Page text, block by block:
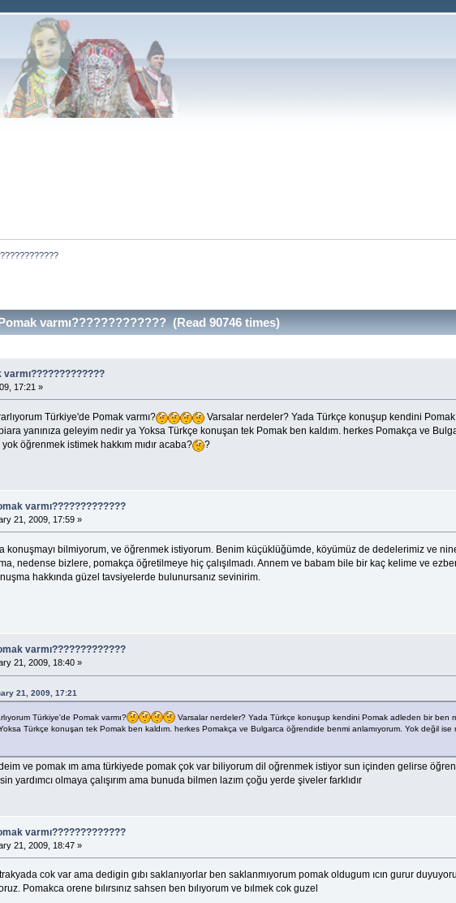
varmı????????????? (Read 90746 times)
17:21 »
Türkiye'de Pomak varmı? Varsalar nerdeler? Yada Türkçe konuşup kendini
yanınıza geleyim nedir ya Yoksa Türkçe konuşan tek Pomak ben kaldım. herkes Pomakça ve
öğrenmek istimek hakkım mıdır acaba?
?
varmı?????????????
21, 2009, 17:59 »
konuşmayı bilmiyorum, ve öğrenmek istiyorum. Benim küçüklüğümde, köyümüz de dedelerimiz ve
nedense bizlere, pomakça öğretilmeye hiç çalışılmadı. Annem ve babam bile bir kaç kelime ve
hakkında güzel tavsiyelerde bulunursanız sevinirim.
varmı?????????????
21, 2009, 18:40 »
21, 2009, 17:21
Türkiye'de Pomak varmı? Varsalar nerdeler? Yada Türkçe konuşup kendini Pomak adleden bir ben
Türkçe konuşan tek Pomak ben kaldım. herkes Pomakça ve Bulgarca öğrendide benmi anlamıyorum. Yok değil
ve pomak ım ama türkiyede pomak çok var biliyorum dil oğrenmek istiyor sun içinden gelirse
yardımcı olmaya çalışırım ama bunuda bilmen lazım çoğu yerde şiveler farklıdır
varmı?????????????
21, 2009, 18:47 »
cok var ama dedigin gıbı saklanıyorlar ben saklanmıyorum pomak oldugum ıcın gurur
Pomakca orene bılırsınız sahsen ben bılıyorum ve bılmek cok guzel